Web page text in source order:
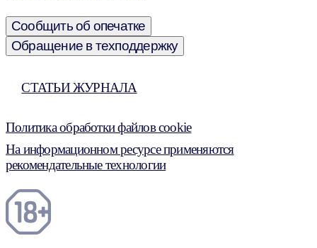
Сообщить об опечатке
Обращение в техподдержку
СТАТЬИ ЖУРНАЛА
Политика обработки файлов cookie
На информационном ресурсе применяются
рекомендательные технологии